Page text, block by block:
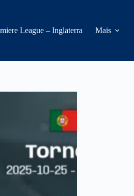
League – Inglaterra Mais